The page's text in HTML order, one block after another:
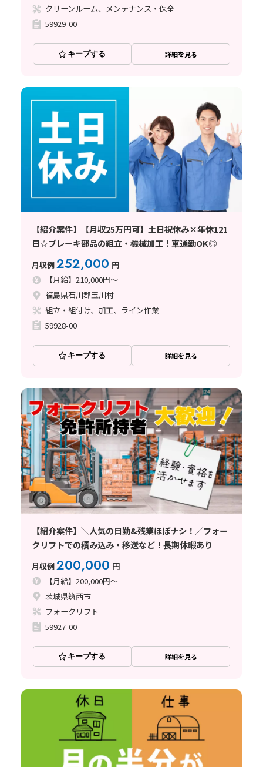
クリーンルーム、メンテナンス・保全
59929-00
キープする 詳細を見る
【紹介案件】【月収25万円可】土日祝休み×年休121
日☆ブレーキ部品の組立・機械加工！車通勤OK◎
月収例252,000 円
【月給】210,000円～
福島県石川郡玉川村
組立・組付け、加工、ライン作業
59928-00
キープする 詳細を見る
【紹介案件】＼人気の日勤&残業ほぼナシ！／フォー
クリフトでの積み込み・移送など！長期休暇あり
月収例200,000 円
【月給】200,000円～
茨城県筑西市
フォークリフト
59927-00
キープする 詳細を見る